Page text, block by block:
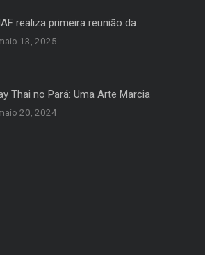
realiza primeira reunião da
13, 2025
Thai no Pará: Uma Arte Marcia
20, 2024